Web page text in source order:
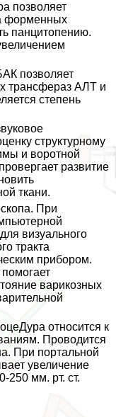
позволяет
форменных
панцитопению.
позволяет
трaнcфераз АЛТ и
степень
структурному
и воротной
развитие
ткани.
При
визуального
тpaкта
прибором.
варикозных
относится к
Проводится
При портальной
увеличение
250 мм. рт. ст.